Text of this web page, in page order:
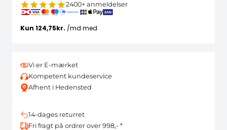
2400+ anmeldelser
Vi er E-mærket
Kompetent kundeservice
Afhent i Hedensted
14-dages returret
Fri fragt på ordrer over 998,- *